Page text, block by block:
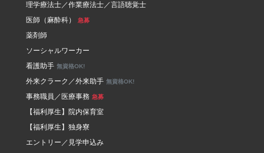
理学療法士／作業療法士／言語聴覚士
医師（麻酔科）
急募
薬剤師
ソーシャルワーカー
看護助手 無資格OK!
外来クラーク／外来助手 無資格OK!
事務職員／医療事務 急募
【福利厚生】院内保育室
【福利厚生】独身寮
エントリー／見学申込み